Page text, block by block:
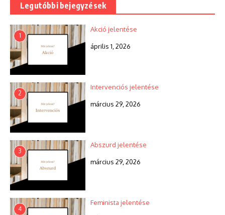
Legutóbbi bejegyzések
1
Akció jelentése
április 1, 2026
2
Intervenciós jelentése
március 29, 2026
3
Abszurd jelentése
március 29, 2026
4
Feminista jelentése